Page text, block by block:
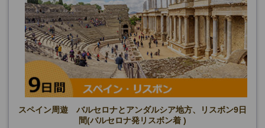
スペイン周遊 バルセロナとアンダルシア地方、リスボン9日
間(バルセロナ発リスボン着 )